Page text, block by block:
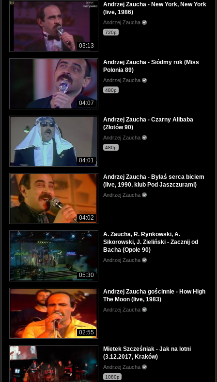
03:13
Andrzej Zaucha - New York, New York
(live, 1986)
Andrzej Zaucha
720p
04:07
Andrzej Zaucha - Siódmy rok (Miss
Polonia 89)
Andrzej Zaucha
480p
04:01
Andrzej Zaucha - Czarny Alibaba
(Złotów 90)
Andrzej Zaucha
480p
04:02
Andrzej Zaucha - Byłaś serca biciem
(live, 1990, klub Pod Jaszczurami)
Andrzej Zaucha
05:30
A. Zaucha, R. Rynkowski, A.
Sikorowski, J. Zieliński - Zacznij od
Bacha (Opole 90)
Andrzej Zaucha
02:55
Andrzej Zaucha gościnnie - How High
The Moon (live, 1983)
Andrzej Zaucha
Mietek Szcześniak - Jak na lotni
(3.12.2017, Kraków)
Andrzej Zaucha
1080p